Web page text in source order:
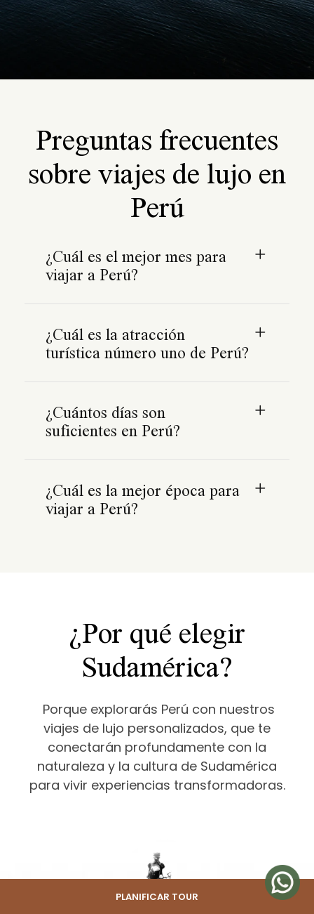
Preguntas frecuentes
sobre viajes de lujo en
Perú
¿Cuál es el mejor mes para
viajar a Perú?
¿Cuál es la atracción
turística número uno de Perú?
¿Cuántos días son
suficientes en Perú?
¿Cuál es la mejor época para
viajar a Perú?
¿Por qué elegir
Sudamérica?
Porque explorarás Perú con nuestros
viajes de lujo personalizados, que te
conectarán profundamente con la
naturaleza y la cultura de Sudamérica
para vivir experiencias transformadoras.
PLANIFICAR TOUR